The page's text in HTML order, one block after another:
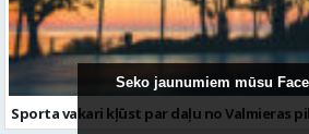
Seko jaunumiem mūsu